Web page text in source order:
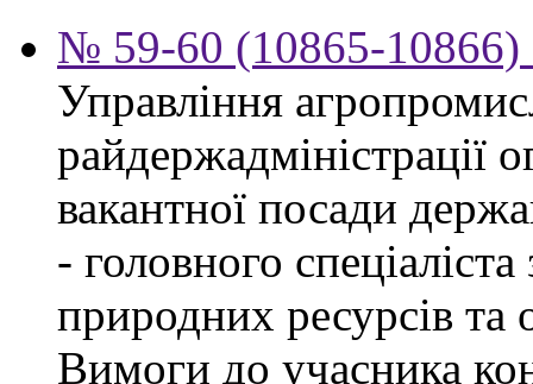
№ 59-60 (10865-10866)
Управління
райдержадміністрації
вакантної посади
- головного
природних ресурсів та
Вимоги до учасника